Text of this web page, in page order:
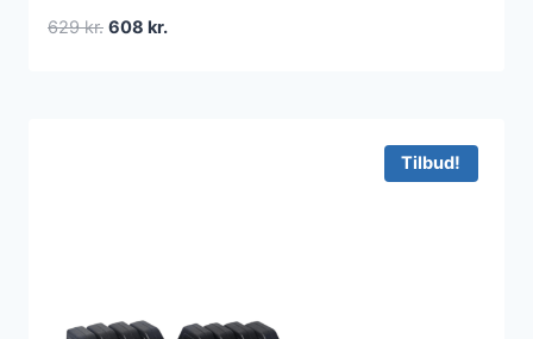
629kr. Den
608 kr.Den
Tilbud!